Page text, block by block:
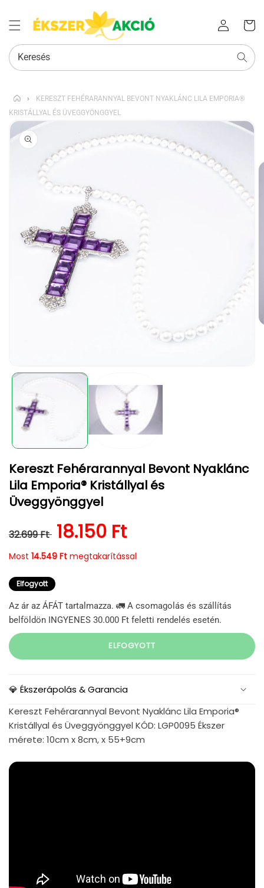
Bejelentkezés
kosara
Keresés
›
KERESZT FEHÉRARANNYAL BEVONT NYAKLÁNC LILA EMPORIA®
KRISTÁLLYAL ÉS ÜVEGGYÖNGGYEL
KIHAGYÁS, ÉS
UGRÁS A
TERMÉKADATOKRA
médiafájl
modális
párbeszédpanelen
Kereszt Fehérarannyal Bevont Nyaklánc
Lila Emporia® Kristállyal és
Üveggyönggyel
Normál ár
32.699 Ft Kedvezményes ár
18.150 Ft
Most 14.549 Ft megtakarítással
Elfogyott
Az ár az ÁFÁT tartalmazza. 🚛 A csomagolás és szállítás
belföldön INGYENES 30.000 Ft feletti rendelés esetén.
ELFOGYOTT
💎 Ékszerápolás & Garancia
Kereszt Fehérarannyal Bevont Nyaklánc Lila Emporia®
Kristállyal és Üveggyönggyel KÓD: LGP0095 Ékszer
mérete: 10cm x 8cm, x 55+9cm